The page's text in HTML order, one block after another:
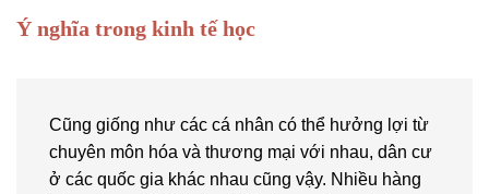
Ý nghĩa trong kinh tế học
Cũng giống như các cá nhân có thể hưởng lợi từ
chuyên môn hóa và thương mại với nhau, dân cư
ở các quốc gia khác nhau cũng vậy. Nhiều hàng